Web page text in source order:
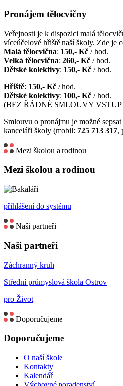
Pronájem tělocvičny
Veřejnosti je k dispozici malá
víceúčelové hřiště naší školy. Zde je
Malá tělocvična: 150,- Kč / hod.
Velká tělocvična: 260,- Kč / hod.
Dětské kolektivy: 150,- Kč / hod.
Hřiště: 150,- Kč / hod.
Dětské kolektivy: 100,- Kč / hod.
(BEZ ŘÁDNÉ SMLOUVY
Smlouvu o pronájmu je možné
kanceláři školy (mobil: 725 713 317,
Mezi školou a rodinou
Mezi školou a rodinou
přihlášení do systému
Naši partneři
Naši partneři
Záchranný kruh
Střední průmyslová škola Ostrov
pro Život
Doporučujeme
Doporučujeme
O naší škole
Kontakty
Kalendář
Výchovné poradenství